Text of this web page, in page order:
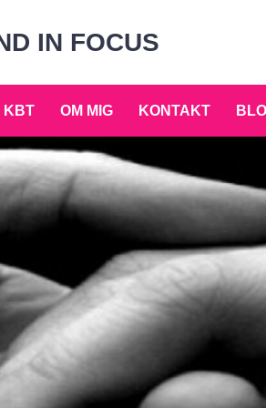
IN FOCUS
KBT OM MIG KONTAKT